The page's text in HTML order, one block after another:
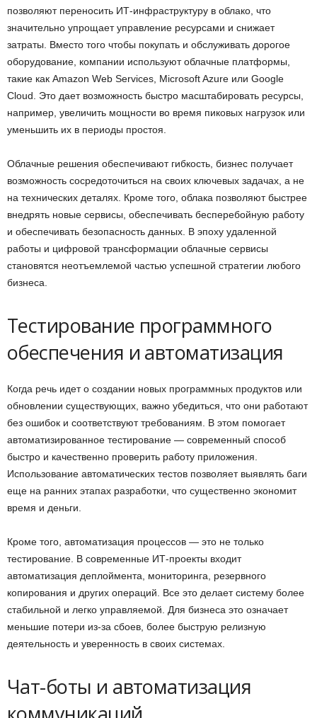
позволяют переносить ИТ-инфраструктуру в облако, что
значительно упрощает управление ресурсами и снижает
затраты. Вместо того чтобы покупать и обслуживать дорогое
оборудование, компании используют облачные платформы,
такие как Amazon Web Services, Microsoft Azure или Google
Cloud. Это дает возможность быстро масштабировать ресурсы,
например, увеличить мощности во время пиковых нагрузок или
уменьшить их в периоды простоя.
Облачные решения обеспечивают гибкость, бизнес получает
возможность сосредоточиться на своих ключевых задачах, а не
на технических деталях. Кроме того, облака позволяют быстрее
внедрять новые сервисы, обеспечивать бесперебойную работу
и обеспечивать безопасность данных. В эпоху удаленной
работы и цифровой трансформации облачные сервисы
становятся неотъемлемой частью успешной стратегии любого
бизнеса.
Тестирование программного
обеспечения и автоматизация
Когда речь идет о создании новых программных продуктов или
обновлении существующих, важно убедиться, что они работают
без ошибок и соответствуют требованиям. В этом помогает
автоматизированное тестирование — современный способ
быстро и качественно проверить работу приложения.
Использование автоматических тестов позволяет выявлять баги
еще на ранних этапах разработки, что существенно экономит
время и деньги.
Кроме того, автоматизация процессов — это не только
тестирование. В современные ИТ-проекты входит
автоматизация деплоймента, мониторинга, резервного
копирования и других операций. Все это делает систему более
стабильной и легко управляемой. Для бизнеса это означает
меньшие потери из-за сбоев, более быструю релизную
деятельность и уверенность в своих системах.
Чат-боты и автоматизация